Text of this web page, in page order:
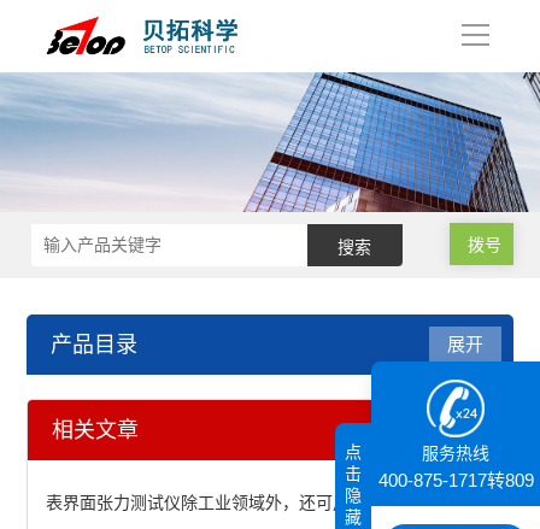
导
拨号
产品目录
荧光分光光度计（分子荧光
展开
相关文章
表界面张力测试仪除工业领域外，还可用于哪些领域？
服务热线
400-875-1717转809
点
击
隐
藏